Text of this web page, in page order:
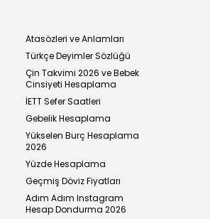
Atasözleri ve Anlamları
Türkçe Deyimler Sözlüğü
Çin Takvimi 2026 ve Bebek
Cinsiyeti Hesaplama
İETT Sefer Saatleri
Gebelik Hesaplama
Yükselen Burç Hesaplama
2026
Yüzde Hesaplama
Geçmiş Döviz Fiyatları
Adım Adım Instagram
Hesap Dondurma 2026